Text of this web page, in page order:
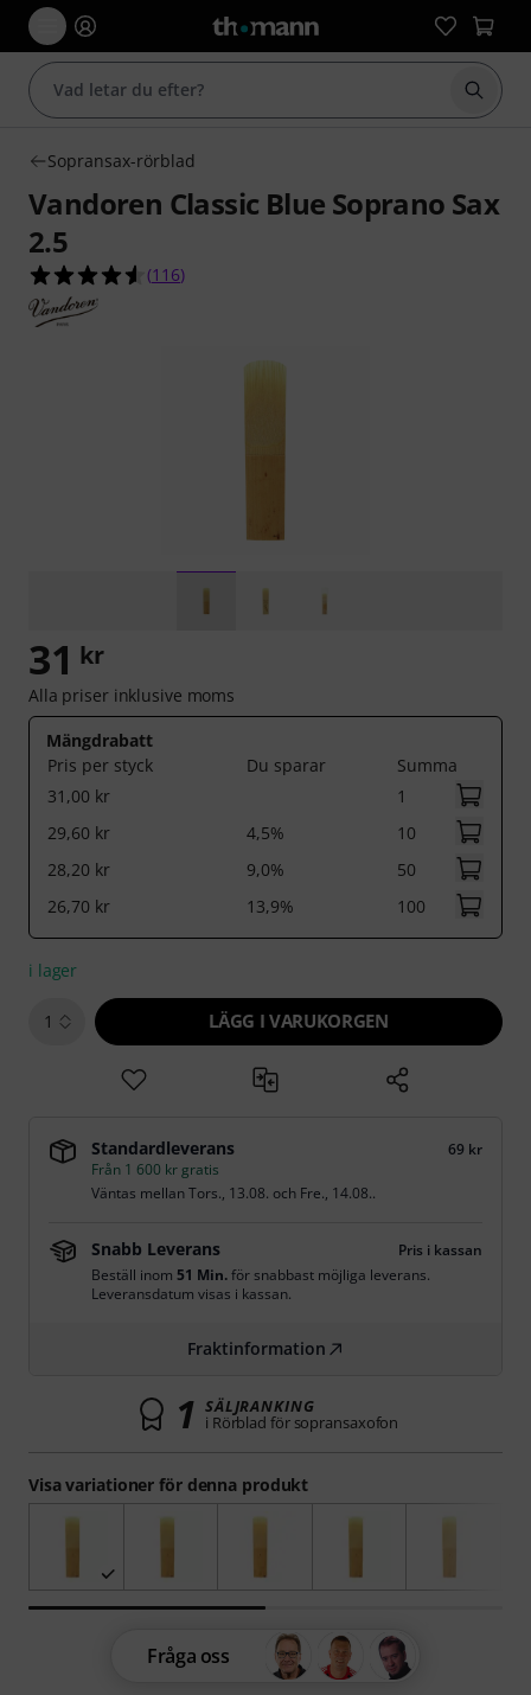
Börja
Sopransax-rörblad
Vandoren Classic Blue Soprano Sax
2.5
4.5 av 5 stjärnor från 116 kundbetyg
(116)
Visa variationer för denna produkt
31 kr
Alla priser inklusive moms
Mängdrabatt
Pris per styck
Du sparar
Summa
31,00 kr
1
29,60 kr
4,5%
10
28,20 kr
9,0%
50
26,70 kr
13,9% 100
i lager
1 LÄGG I VARUKORGEN
Standardleverans
69 kr
Från 1 600 kr gratis
Väntas mellanTors., 13.08. och Fre., 14.08..
Snabb Leverans
Pris i kassan
Beställ inom 51 Min.för snabbast möjliga leverans.
Leveransdatum visas i kassan.
Fraktinformation
1 SÄLJRANKING
i Rörblad för sopransaxofon
Fråga oss